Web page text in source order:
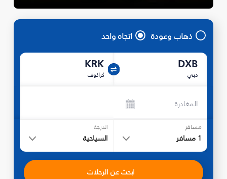
ذهاب وعودة اتجاه واحد
DXB
دبي
KRK
كراكوف
المغادرة
مسافر
1 مسافر
الدرجة
السياحية
ابحث عن الرحلات